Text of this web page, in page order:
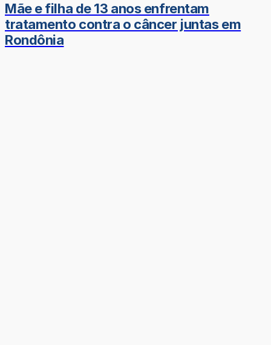
Mãe e filha de 13 anos enfrentam
tratamento contra o câncer juntas em
Rondônia